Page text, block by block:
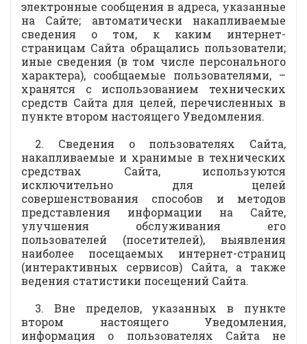
электронные сообщения в адреса, указанные
на Сайте; автоматически накапливаемые
сведения о том, к каким интернет-
страницам Сайта обращались пользователи;
иные сведения (в том числе персонального
характера), сообщаемые пользователями, –
хранятся с использованием технических
средств Сайта для целей, перечисленных в
пункте втором настоящего Уведомления.
2. Сведения о пользователях Сайта,
накапливаемые и хранимые в технических
средствах Сайта, используются
исключительно для целей
совершенствования способов и методов
представления информации на Сайте,
улучшения обслуживания его
пользователей (посетителей), выявления
наиболее посещаемых интернет-страниц
(интерактивных сервисов) Сайта, а также
ведения статистики посещений Сайта.
3. Вне пределов, указанных в пункте
втором настоящего Уведомления,
информация о пользователях Сайта не